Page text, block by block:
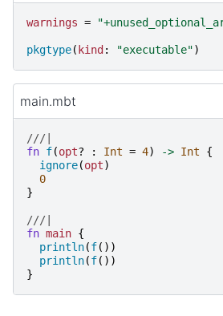
warnings = "
pkgtype( kind : "executable")
main.mbt
///|
fn f(opt? : Int = 4) -> Int
{
ignore(opt)
0
}
///|
fn main {
println(f())
println(f())
}